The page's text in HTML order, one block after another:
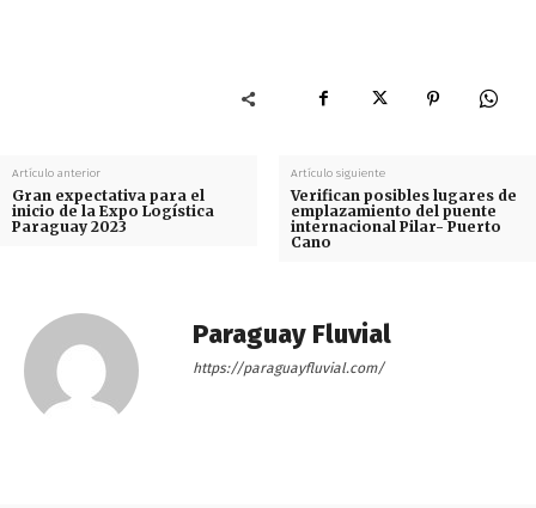
Artículo anterior
Gran expectativa para el
inicio de la Expo Logística
Paraguay 2023
Artículo siguiente
Verifican posibles lugares de
emplazamiento del puente
internacional Pilar- Puerto
Cano
Paraguay Fluvial
https://paraguayfluvial.com/